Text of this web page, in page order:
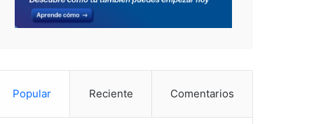
Popular Reciente Comentarios